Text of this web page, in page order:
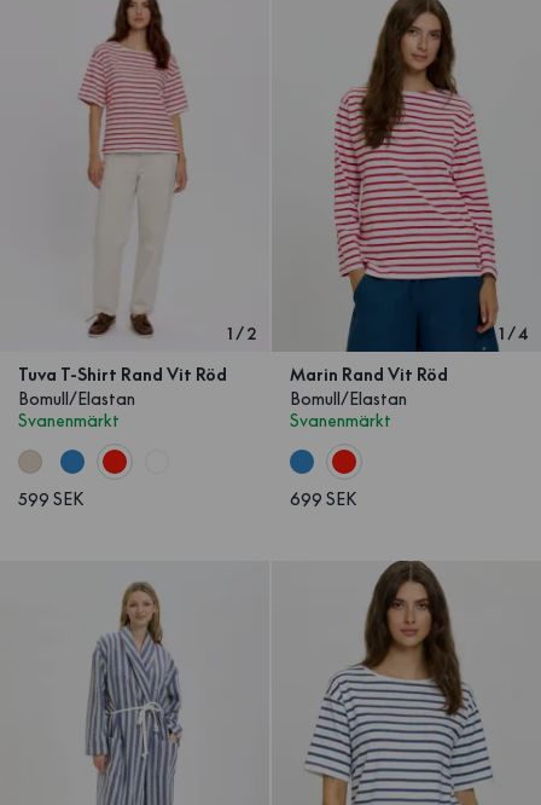
1/2
Tuva T-Shirt Rand Vit Röd
Bomull/Elastan
Svanenmärkt
599 SEK
1/4
Marin Rand Vit Röd
Bomull/Elastan
Svanenmärkt
699 SEK